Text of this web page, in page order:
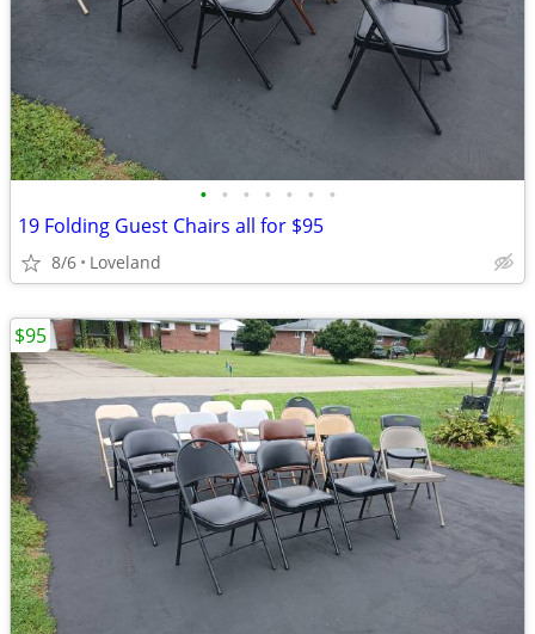
• • • • • • •
19 Folding Guest Chairs all for $95
8/6 Loveland
$95